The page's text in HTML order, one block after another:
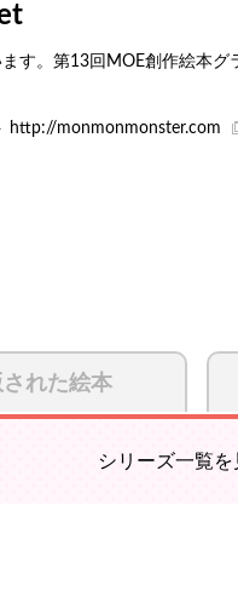
す。第13回MOE創作絵本
http://monmonmonster.com
された絵本
シリーズ一覧を